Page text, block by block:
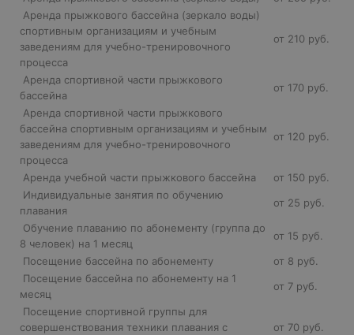
Аренда прыжкового бассейна (зеркало воды)
спортивным организациям и учебным
заведениям для учебно-тренировочного
процесса
от 210 руб.
Аренда спортивной части прыжкового
бассейна
от 170 руб.
Аренда спортивной части прыжкового
бассейна спортивным организациям и учебным
заведениям для учебно-тренировочного
процесса
от 120 руб.
Аренда учебной части прыжкового бассейна
от 150 руб.
Индивидуальные занятия по обучению
плавания
от 25 руб.
Обучение плаванию по абонементу (группа до
8 человек) на 1 месяц
от 15 руб.
Посещение бассейна по абонементу
от 8 руб.
Посещение бассейна по абонементу на 1
месяц
от 7 руб.
Посещение спортивной группы для
совершенствования техники плавания с
от 70 руб.